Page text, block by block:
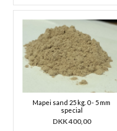
Mapei sand 25 kg. 0 - 5 mm
special
DKK400,00